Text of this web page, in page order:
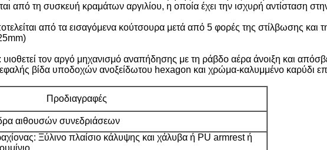
από τη συσκευή κραμάτων αργιλίου, η οποία έχει την ισχυρή αντίσταση
από τα εισαγόμενα κούτσουρα μετά από 5 φορές της στίλβωσης και
τον αργό μηχανισμό αναπήδησης με τη ράβδο αέρα άνοιξη και
βίδα υποδοχών ανοξείδωτου hexagon και χρώμα-καλυμμένο καρύδι
Προδιαγραφές
αιθουσών συνεδριάσεων
Ξύλινο πλαίσιο κάλυψης και χάλυβα ή PU armrest ή